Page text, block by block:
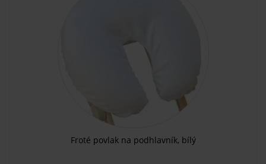
Froté povlak na podhlavník, bílý